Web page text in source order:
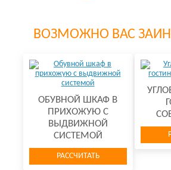
ВОЗМОЖНО ВАС
ОБУВНОЙ ШКАФ В
ПРИХОЖУЮ С
ВЫДВИЖНОЙ
СИСТЕМОЙ
РАССЧИТАТЬ